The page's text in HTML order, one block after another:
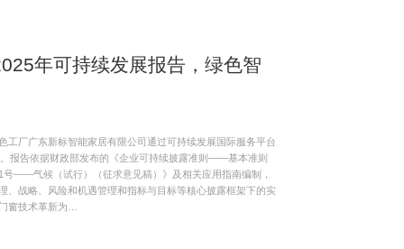
年可持续发展报告，绿色智
工厂广东新标智能家居有限公司通过可持续发展国际服务平台
报告依据财政部发布的《企业可持续披露准则——基本准则
号——气候（试行）（征求意见稿）》及相关应用指南编制，
、战略、风险和机遇管理和指标与目标等核心披露框架下的实
窗技术革新为…